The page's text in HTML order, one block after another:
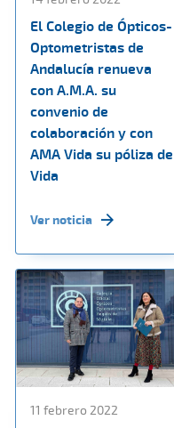
El Colegio de Ópticos-
Optometristas de
Andalucía renueva
con A.M.A. su
convenio de
colaboración y con
AMA Vida su póliza de
Vida
Ver noticia
11 febrero 2022